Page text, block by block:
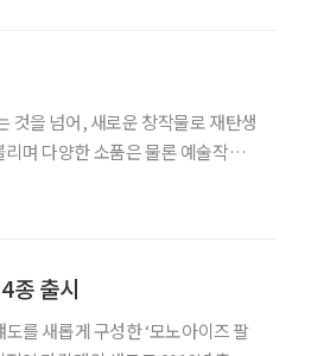
을 넘어, 새로운 창작물로 재탄생
며 다양한 소품은 물론 예술작품
종 출시
를 새롭게 구성한 ‘모노아이즈 팔